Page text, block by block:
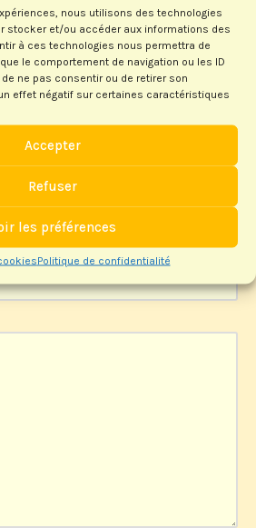
nous utilisons des technologies
stocker et/ou accéder aux informations des
à ces technologies nous permettra de
le comportement de navigation ou les ID
ne pas consentir ou de retirer son
effet négatif sur certaines caractéristiques
Accepter
Refuser
les préférences
Politique de confidentialité
sera pas publiée. Les champs
avec